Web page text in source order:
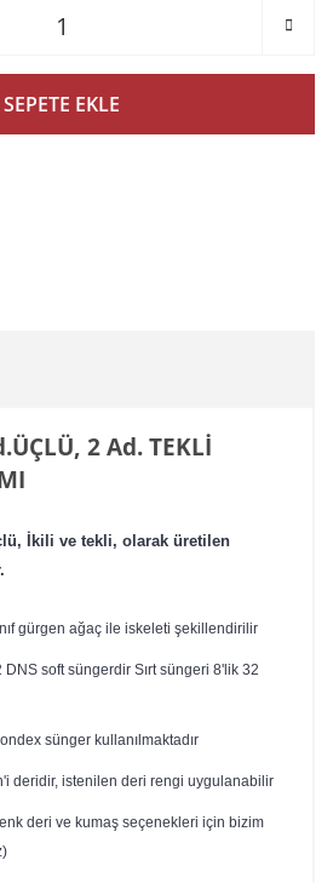
SEPETE EKLE
2 Ad. TEKLİ
İkili ve tekli, olarak üretilen
gürgen ağaç ile iskeleti şekillendirilir
soft süngerdir Sırt süngeri 8'lik 32
sünger kullanılmaktadır
deridir, istenilen deri rengi uygulanabilir
deri ve kumaş seçenekleri için bizim